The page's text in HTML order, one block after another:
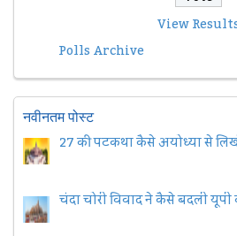
View
Polls Archive
नवीनतम पोस्ट
27 की पटकथा कैसे अयोध्या से
चंदा चोरी विवाद ने कैसे बदली यूपी